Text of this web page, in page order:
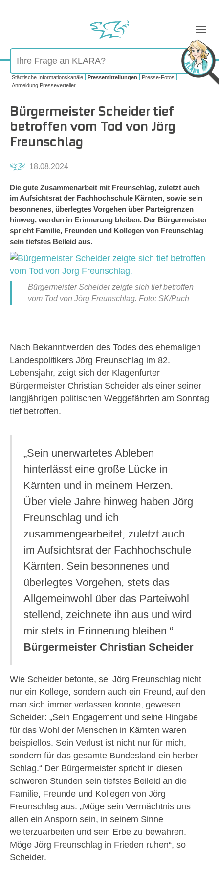
Sie sind hier:
Städtische Informationskanäle Pressemitteilungen
Presse-Fotos
Anmeldung Presseverteiler
Bürgermeister Scheider tief
betroffen vom Tod von Jörg
Freunschlag
18.08.2024
Die gute Zusammenarbeit mit Freunschlag, zuletzt auch
im Aufsichtsrat der Fachhochschule Kärnten, sowie sein
besonnenes, überlegtes Vorgehen über Parteigrenzen
hinweg, werden in Erinnerung bleiben. Der Bürgermeister
spricht Familie, Freunden und Kollegen von Freunschlag
sein tiefstes Beileid aus.
Bürgermeister Scheider zeigte sich tief betroffen
vom Tod von Jörg Freunschlag. Foto: SK/Puch
Nach Bekanntwerden des Todes des ehemaligen
Landespolitikers Jörg Freunschlag im 82.
Lebensjahr, zeigt sich der Klagenfurter
Bürgermeister Christian Scheider als einer seiner
langjährigen politischen Weggefährten am Sonntag
tief betroffen.
„Sein unerwartetes Ableben
hinterlässt eine große Lücke in
Kärnten und in meinem Herzen.
Über viele Jahre hinweg haben Jörg
Freunschlag und ich
zusammengearbeitet, zuletzt auch
im Aufsichtsrat der Fachhochschule
Kärnten. Sein besonnenes und
überlegtes Vorgehen, stets das
Allgemeinwohl über das Parteiwohl
stellend, zeichnete ihn aus und wird
mir stets in Erinnerung bleiben.“
Bürgermeister Christian Scheider
Wie Scheider betonte, sei Jörg Freunschlag nicht
nur ein Kollege, sondern auch ein Freund, auf den
man sich immer verlassen konnte, gewesen.
Scheider: „Sein Engagement und seine Hingabe
für das Wohl der Menschen in Kärnten waren
beispiellos. Sein Verlust ist nicht nur für mich,
sondern für das gesamte Bundesland ein herber
Schlag.“ Der Bürgermeister spricht in diesen
schweren Stunden sein tiefstes Beileid an die
Familie, Freunde und Kollegen von Jörg
Freunschlag aus. „Möge sein Vermächtnis uns
allen ein Ansporn sein, in seinem Sinne
weiterzuarbeiten und sein Erbe zu bewahren.
Möge Jörg Freunschlag in Frieden ruhen“, so
Scheider.